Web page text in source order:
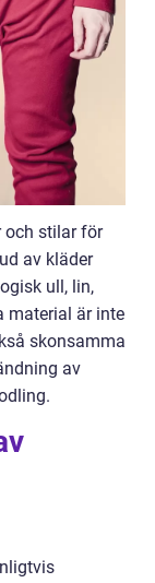
och stilar för
av kläder
ull, lin,
material är inte
skonsamma
av